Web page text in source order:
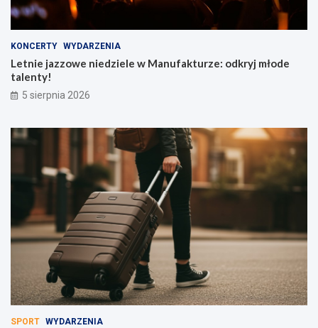
KONCERTY WYDARZENIA
Letnie jazzowe niedziele w Manufakturze: odkryj młode
talenty!
5 sierpnia 2026
SPORT WYDARZENIA